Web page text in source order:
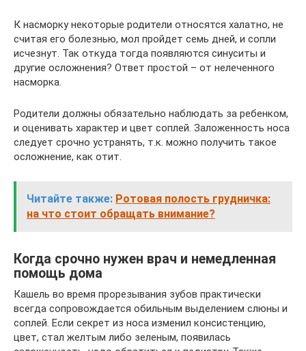
К насморку некоторые родители относятся халатно, не
считая его болезнью, мол пройдет семь дней, и сопли
исчезнут. Так откуда тогда появляются синуситы и
другие осложнения? Ответ простой – от нелеченного
насморка.
Родители должны обязательно наблюдать за ребенком,
и оценивать характер и цвет соплей. Заложенность носа
следует срочно устранять, т.к. можно получить такое
осложнение, как отит.
Читайте также: Ротовая полость грудничка:
на что стоит обращать внимание?
Когда срочно нужен врач и немедленная
помощь дома
Кашель во время прорезывания зубов практически
всегда сопровождается обильным выделением слюны и
соплей. Если секрет из носа изменил консистенцию,
цвет, стал желтым либо зеленым, появилась